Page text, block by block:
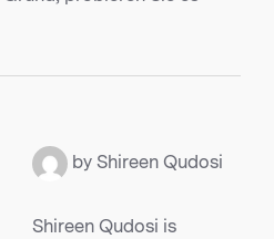
by Shireen Qudosi
Shireen Qudosi is